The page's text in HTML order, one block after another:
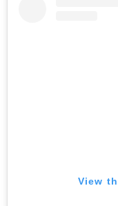
View